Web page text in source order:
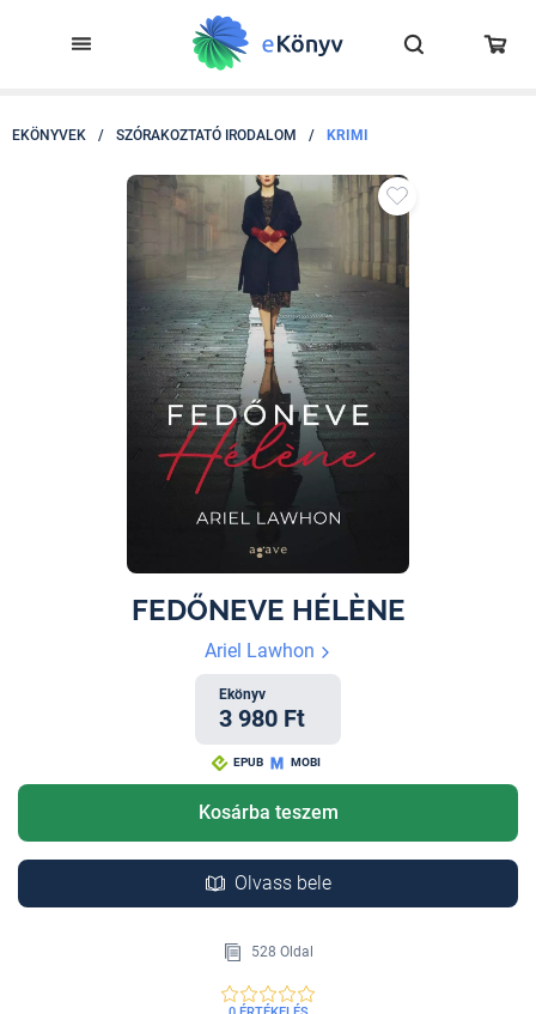
EKÖNYVEK / SZÓRAKOZTATÓ IRODALOM / KRIMI
FEDŐNEVE HÉLÈNE
Ariel Lawhon
Ekönyv
3 980 Ft
EPUB MOBI
Kosárba teszem
Olvass bele
528 Oldal